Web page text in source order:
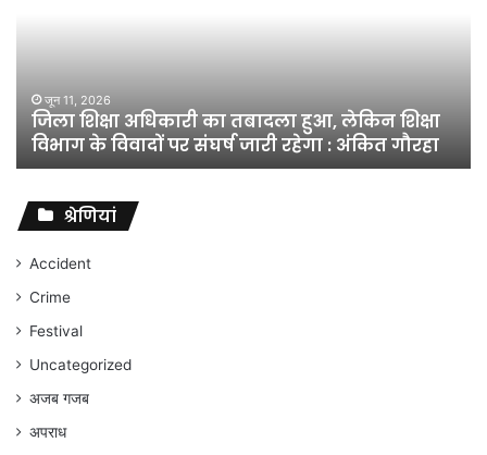
शिक्षा
विभाग
विवादों
संघर्ष
जारी
रहेगा
अंकित
गौरहा
जून 11, 2026
जिला शिक्षा अधिकारी का तबादला हुआ, लेकिन शिक्षा
विभाग के विवादों पर संघर्ष जारी रहेगा : अंकित गौरहा
श्रेणियां
Accident
Crime
Festival
Uncategorized
अजब गजब
अपराध